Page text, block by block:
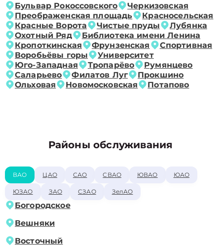
Бульвар Рокоссовского
Черкизовская
Преображенская площадь
Красносельская
Красные Ворота
Чистые пруды
Лубянка
Охотный Ряд
Библиотека имени Ленина
Кропоткинская
Фрунзенская
Спортивная
Воробьёвы горы
Университет
Юго-Западная
Тропарёво
Румянцево
Саларьево
Филатов Луг
Прокшино
Ольховая
Новомосковская Потапово
Районы обслуживания
ВАО ЦАО САО СВАО ЮВАО ЮАО
ЮЗАО ЗАО СЗАО ЗелАО
Богородское
Вешняки
Восточный